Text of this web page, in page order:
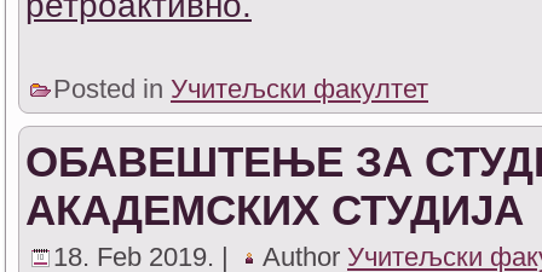
Posted in Учитељски факултет
ОБАВЕШТЕЊЕ ЗА
АКАДЕМСКИХ СТУДИЈА
18. Feb 2019. | Author Учитељски